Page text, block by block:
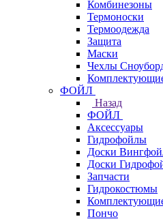
Комбинезоны
Термоноски
Термоодежда
Защита
Маски
Чехлы
ФОЙЛ
Назад
ФОЙЛ
Аксессуары
Гидрофойлы
Доски
Доски
Запчасти
Гидрокостюмы
Пончо